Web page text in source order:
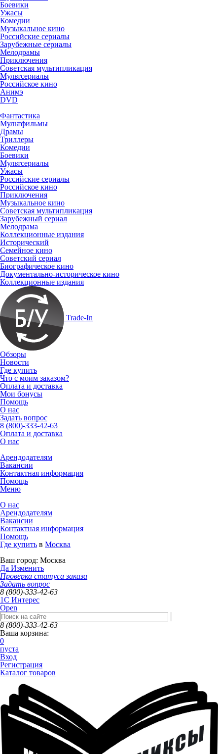
Боевики
Ужасы
Комедии
Музыкальное кино
Российские сериалы
Зарубежные сериалы
Мелодрамы
Приключения
Советская мультипликация
Мультсериалы
Российское кино
Анимэ
DVD
Фантастика
Мультфильмы
Драмы
Триллеры
Комедии
Боевики
Мультсериалы
Ужасы
Российские сериалы
Российское кино
Приключения
Музыкальное кино
Советская мультипликация
Зарубежный сериал
Мелодрама
Коллекционные издания
Исторический
Семейное кино
Советский сериал
Биографическое кино
Документально-историческое кино
Коллекционные издания
Trade-In
Обзоры
Новости
Где купить
Что с моим заказом?
Оплата и доставка
Мои бонусы
Помощь
О нас
Задать вопрос
8 (800)-333-42-63
Оплата и доставка
О нас
Арендодателям
Вакансии
Контактная информация
Помощь
Меню
О нас
Арендодателям
Вакансии
Контактная информация
Помощь
Где купить в Москва
Ваш город: Москва
Да Изменить
Проверка статуса заказа
Задать вопрос
8 (800)-333-42-63
1C Интерес
Open
8 (800)-333-42-63
Ваша корзина:
0
пуста
Вход
Регистрация
Каталог товаров